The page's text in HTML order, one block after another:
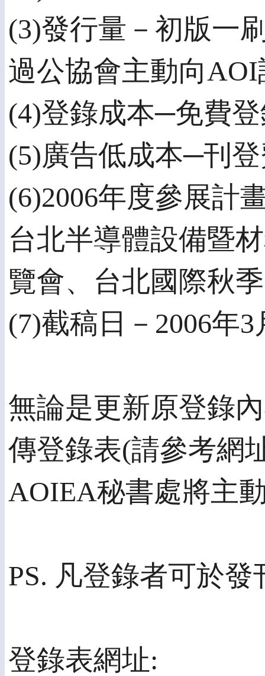
(3)發行量－初版一
過公協會主動向
(4)登錄成本─免費
(5)廣告低成本─刊
(6)2006年度參展計
台北半導體設備暨
覽會、台北國際秋
(7)截稿日－2006年3
無論是更新原登錄
傳登錄表(請參考網
AOIEA秘書處將主
PS. 凡登錄者可於
登錄表網址: